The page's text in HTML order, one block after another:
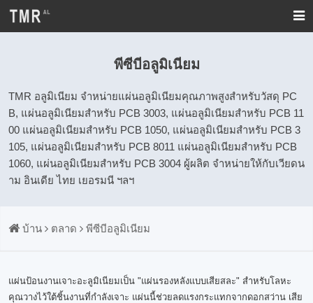
พีซีบีอลูมิเนียม
TMR อลูมิเนียม จำหน่ายแผ่นอลูมิเนียมคุณภาพสูงสำหรับวัสดุ PC
B, แผ่นอลูมิเนียมสำหรับ PCB 3003, แผ่นอลูมิเนียมสำหรับ PCB 11
00 แผ่นอลูมิเนียมสำหรับ PCB 1050, แผ่นอลูมิเนียมสำหรับ PCB 3
105, แผ่นอลูมิเนียมสำหรับ PCB 8011 แผ่นอลูมิเนียมสำหรับ PCB
1060, แผ่นอลูมิเนียมสำหรับ PCB 3004 ผู้ผลิต จำหน่ายให้กับเวียดน
าม อินเดีย ไทย เยอรมนี ฯลฯ
บ้าน ตลาด พีซีบีอลูมิเนียม
แผ่นป้อนงานเจาะอะลูมิเนียมเป็น "แผ่นรองหลังแบบเสียสละ" สำหรับโลหะ
คุณวางไว้ใต้ชิ้นงานที่กำลังเจาะ แผ่นนี้ช่วยลดแรงกระแทกจากดอกสว่าน เสีย